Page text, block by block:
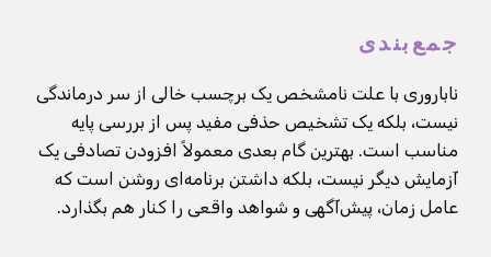
جمع‌بندی
ناباروری با علت نامشخص یک برچسب خالی از سر درماندگی
نیست، بلکه یک تشخیص حذفی مفید پس از بررسی پایه
مناسب است. بهترین گام بعدی معمولاً افزودن تصادفی یک
آزمایش دیگر نیست، بلکه داشتن برنامه‌ای روشن است که
عامل زمان، پیش‌آگهی و شواهد واقعی را کنار هم بگذارد.